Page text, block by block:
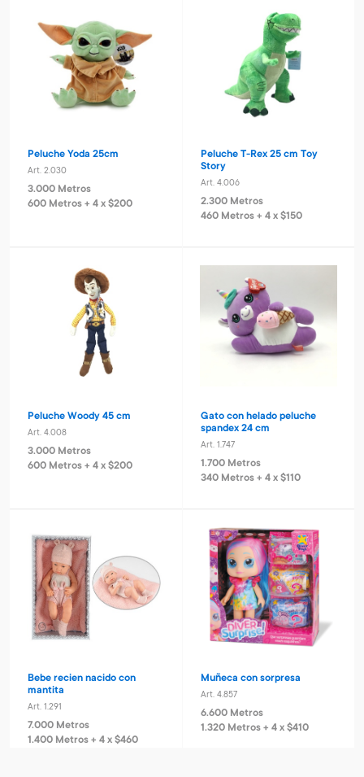
Peluche Yoda 25cm
Art. 2.030
3.000 Metros
600 Metros + 4 x $200
Peluche T-Rex 25 cm Toy
Story
Art. 4.006
2.300 Metros
460 Metros + 4 x $150
Peluche Woody 45 cm
Art. 4.008
3.000 Metros
600 Metros + 4 x $200
Gato con helado peluche
spandex 24 cm
Art. 1.747
1.700 Metros
340 Metros + 4 x $110
Bebe recien nacido con
mantita
Art. 1.291
7.000 Metros
1.400 Metros + 4 x $460
Muñeca con sorpresa
Art. 4.857
6.600 Metros
1.320 Metros + 4 x $410